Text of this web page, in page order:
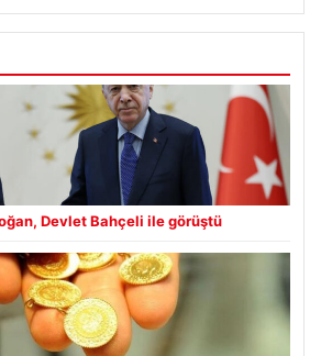
Devlet Bahçeli ile görüştü